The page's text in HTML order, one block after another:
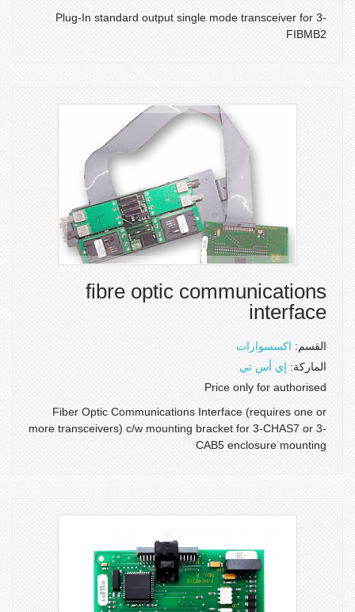
Plug-In standard output single mode transceiver for 3-
FIBMB2
fibre optic communications
interface
القسم: اكسسوارات
الماركة: إي أس تي
Price only for authorised
Fiber Optic Communications Interface (requires one or
more transceivers) c/w mounting bracket for 3-CHAS7 or 3-
CAB5 enclosure mounting